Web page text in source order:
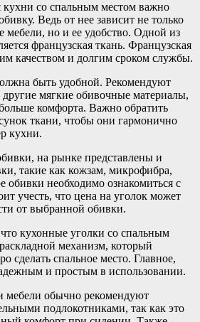
со спальным местом важно
Ведь от нее зависит не только
мебели, но и ее удобство. Одной из
французская ткань. Французская
качеством и долгим сроком службы.
быть удобной. Рекомендуют
мягкие обивочные материалы,
комфорта. Важно обратить
ткани, чтобы они гармонично
кухни.
на рынке представлены и
такие как кожзам, микрофибра,
необходимо ознакомиться с
учесть, что цена на уголок может
от выбранной обивки.
кухонные уголки со спальным
механизм, который
сделать спальное место. Главное,
и простым в использовании.
мебели обычно рекомендуют
подлокотниками, так как это